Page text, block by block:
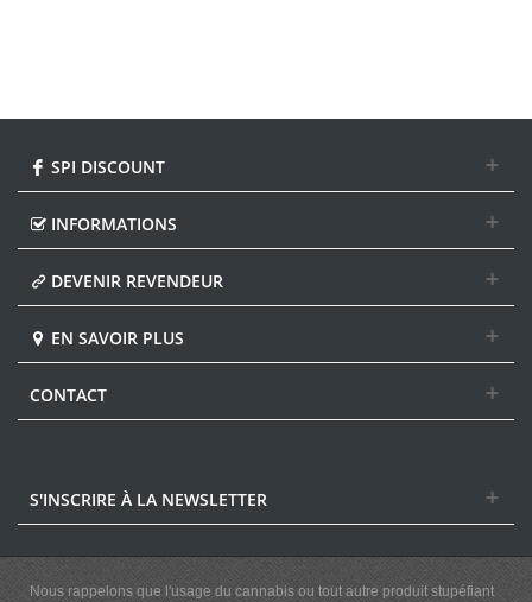
SPI DISCOUNT
INFORMATIONS
DEVENIR REVENDEUR
EN SAVOIR PLUS
CONTACT
S'INSCRIRE À LA NEWSLETTER
Nous rappelons que l'usage du cannabis ou tout autre produit stupéfiant